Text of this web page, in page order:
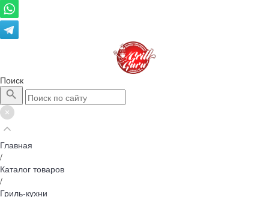
Поиск
Главная
/
Каталог товаров
/
Гриль-кухни